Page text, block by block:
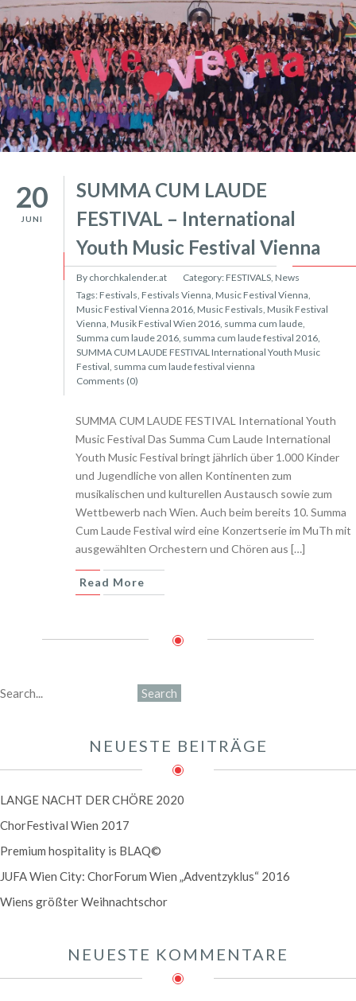
20
JUNI
SUMMA CUM LAUDE
FESTIVAL – International
Youth Music Festival Vienna
By chorchkalender.at Category: FESTIVALS News
Tags: Festivals Festivals Vienna Music Festival Vienna
Music Festival Vienna 2016 Music Festivals Musik Festival
Vienna Musik Festival Wien 2016 summa cum laude
Summa cum laude 2016 summa cum laude festival 2016
SUMMA CUM LAUDE FESTIVAL International Youth Music
Festival summa cum laude festival vienna
Comments (0)
SUMMA CUM LAUDE FESTIVAL International Youth
Music Festival Das Summa Cum Laude International
Youth Music Festival bringt jährlich über 1.000 Kinder
und Jugendliche von allen Kontinenten zum
musikalischen und kulturellen Austausch sowie zum
Wettbewerb nach Wien. Auch beim bereits 10. Summa
Cum Laude Festival wird eine Konzertserie im MuTh mit
ausgewählten Orchestern und Chören aus […]
Read More
NEUESTE BEITRÄGE
LANGE NACHT DER CHÖRE 2020
ChorFestival Wien 2017
Premium hospitality is BLAQ©
JUFA Wien City: ChorForum Wien „Adventzyklus“ 2016
Wiens größter Weihnachtschor
NEUESTE KOMMENTARE